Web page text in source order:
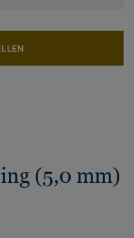
(5,0 mm)